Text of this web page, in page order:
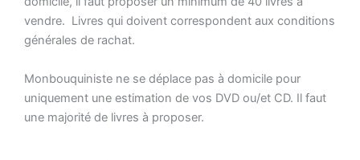
vendre. Livres qui doivent correspondent aux conditions
générales de rachat.
Monbouquiniste ne se déplace pas à domicile pour
uniquement une estimation de vos DVD ou/et CD. Il faut
une majorité de livres à proposer.